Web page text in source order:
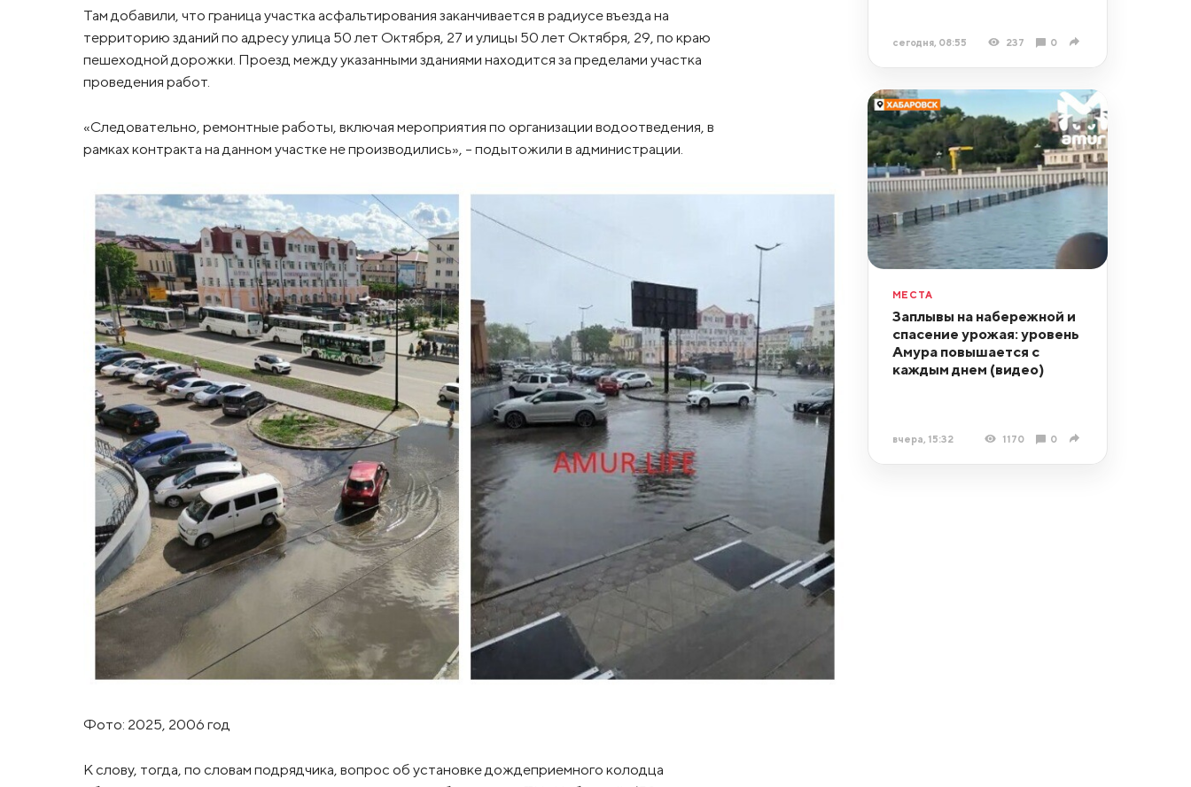
Там добавили, что граница участка асфальтирования заканчивается в радиусе въезда на
территорию зданий по адресу улица 50 лет Октября, 27 и улицы 50 лет Октября, 29, по краю
пешеходной дорожки. Проезд между указанными зданиями находится за пределами участка
проведения работ.
«Следовательно, ремонтные работы, включая мероприятия по организации водоотведения, в
рамках контракта на данном участке не производились», – подытожили в администрации.
Фото: 2025, 2006 год
К слову, тогда, по словам подрядчика, вопрос об установке дождеприемного колодца
сегодня, 08:55 237 0
МЕСТА
Заплывы на набережной и
спасение урожая: уровень
Амура повышается с
каждым днем (видео)
вчера, 15:32 1170 0